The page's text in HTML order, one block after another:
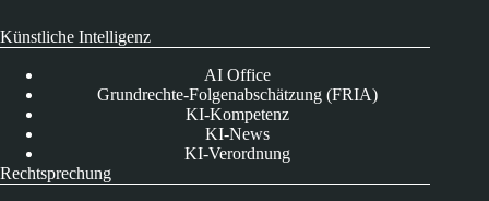
Künstliche Intelligenz
AI Office
Grundrechte-Folgenabschätzung (FRIA)
KI-Kompetenz
KI-News
KI-Verordnung
Rechtsprechung